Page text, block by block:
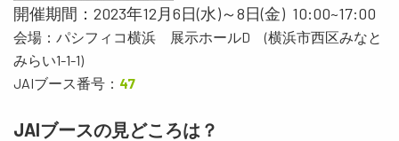
開催期間：2023年12月6日(水)～8日(金) 10:00~17:00
会場：パシフィコ横浜 展示ホールD (横浜市西区みなと
みらい1-1-1)
JAIブース番号： 47
JAIブースの見どころは？